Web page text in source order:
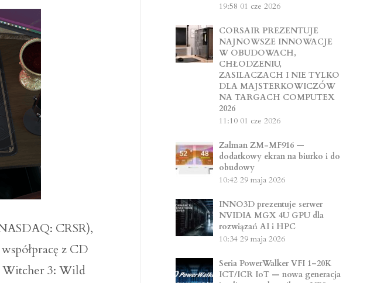
CRSR),
z CD
Witcher 3: Wild
19:58 01 cze 2026
CORSAIR PREZENTUJE
NAJNOWSZE INNOWACJE
W OBUDOWACH,
CHŁODZENIU,
ZASILACZACH I NIE TYLKO
DLA MAJSTERKOWICZÓW
NA TARGACH COMPUTEX
2026
11:10 01 cze 2026
Zalman ZM-MF916 —
dodatkowy ekran na biurko i do
obudowy
10:42 29 maja 2026
INNO3D prezentuje serwer
NVIDIA MGX 4U GPU dla
rozwiązań AI i HPC
10:34 29 maja 2026
Seria PowerWalker VFI 1–20K
ICT/ICR IoT — nowa generacja